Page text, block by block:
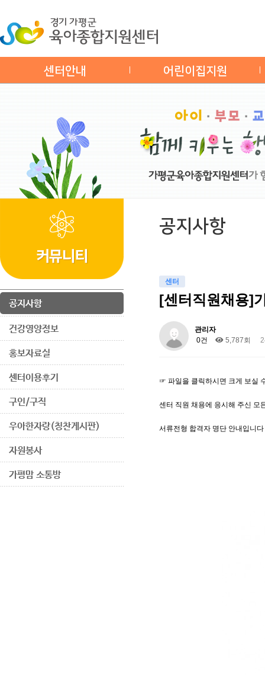
센터안내 어린이집지원
공지사항
건강영양정보
홍보자료실
센터이용후기
구인/구직
우아한자랑(칭찬게시판)
자원봉사
가평맘 소통방
공지사항
센터
[센터직원채용]
관리자
0건
5,787회
☞ 파일을 클릭하시면 크게 보실
센터 직원 채용에 응시해 주신 모
서류전형 합격자 명단 안내입니다